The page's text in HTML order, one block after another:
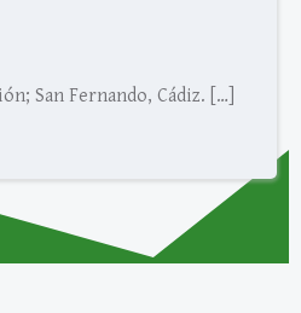
San Fernando, Cádiz. […]